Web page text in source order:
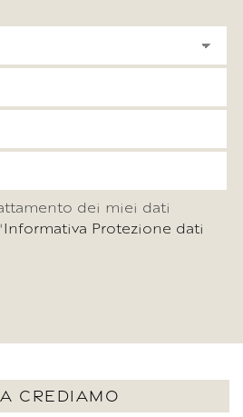
dei miei dati
Informativa Protezione dati
CREDIAMO